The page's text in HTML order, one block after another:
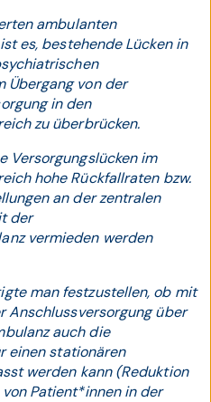
ambulanten
es, bestehende Lücken in
von der
in den
zu überbrücken.
Versorgungslücken im
hohe Rückfallraten bzw.
an der zentralen
der
vermieden werden
man festzustellen, ob mit
Anschlussversorgung über
auch die
einen stationären
werden kann (Reduktion
Patient*innen in der